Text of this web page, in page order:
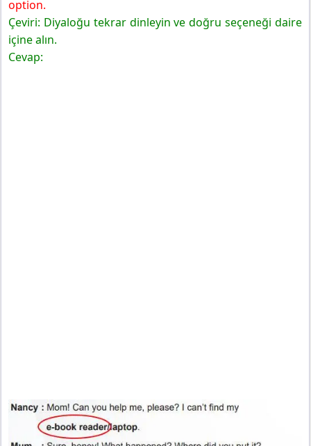
option.
Çeviri: Diyaloğu tekrar dinleyin ve doğru seçeneği daire
içine alın.
Cevap: